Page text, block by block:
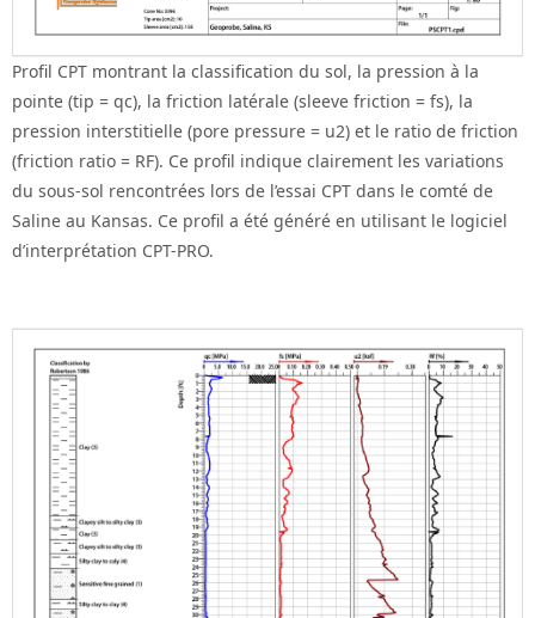
Profil CPT montrant la classification du sol, la pression à la
pointe (tip = qc), la friction latérale (sleeve friction = fs), la
pression interstitielle (pore pressure = u2) et le ratio de friction
(friction ratio = RF). Ce profil indique clairement les variations
du sous-sol rencontrées lors de l’essai CPT dans le comté de
Saline au Kansas. Ce profil a été généré en utilisant le logiciel
d’interprétation CPT-PRO.